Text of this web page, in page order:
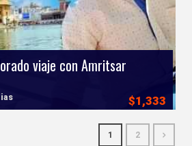
viaje con Amritsar
$1,333
1 2